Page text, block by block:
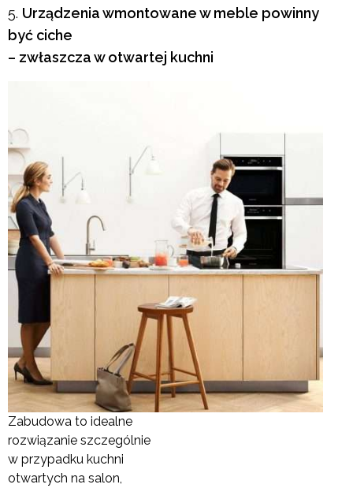
Urządzenia wmontowane w meble powinny
być ciche
– zwłaszcza w otwartej kuchni
Zabudowa to idealne
rozwiązanie szczególnie
w przypadku kuchni
otwartych na salon,